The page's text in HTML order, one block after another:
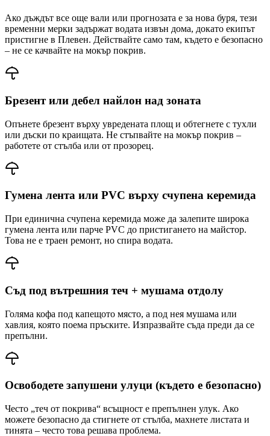
Ако дъждът все още вали или прогнозата е за нова буря, тези
временни мерки задържат водата извън дома, докато екипът
пристигне в Плевен. Действайте само там, където е безопасно
– не се качвайте на мокър покрив.
Брезент или дебел найлон над зоната
Опънете брезент върху увредената площ и обтегнете с тухли
или дъски по краищата. Не стъпвайте на мокър покрив –
работете от стълба или от прозорец.
Гумена лента или PVC върху счупена керемида
При единична счупена керемида може да залепите широка
гумена лента или парче PVC до пристигането на майстор.
Това не е траен ремонт, но спира водата.
Съд под вътрешния теч + мушама отдолу
Голяма кофа под капещото място, а под нея мушама или
хавлия, която поема пръските. Изпразвайте съда преди да се
препълни.
Освободете запушени улуци (където е безопасно)
Често „теч от покрива“ всъщност е препълнен улук. Ако
можете безопасно да стигнете от стълба, махнете листата и
тинята – често това решава проблема.